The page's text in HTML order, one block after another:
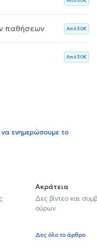
παθήσεων Aπό 30€
Aπό 30€
να ενημερώσουμε το
Ακράτεια
Δες βίντεο και
ούρων
Δες όλο το άρθρο